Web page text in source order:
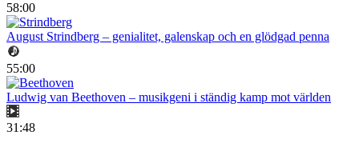
58:00
August Strindberg – genialitet, galenskap och en glödgad penna
55:00
Ludwig van Beethoven – musikgeni i ständig kamp mot världen
31:48